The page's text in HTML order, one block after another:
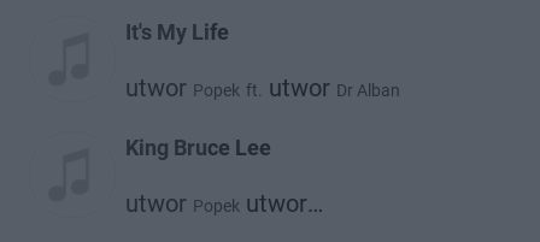
It's My Life
utwor Popek ft. utwor Dr Alban
King Bruce Lee
utwor Popek utwor